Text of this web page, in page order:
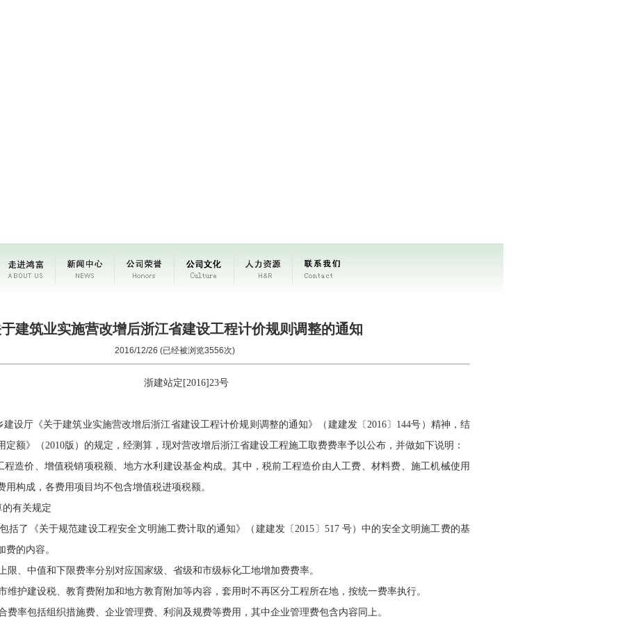
建筑业实施营改增后浙江省建设工程计价规则调整的通知
2016/12/26 (已经被浏览3556次)
浙建站定[2016]23号
设厅《关于建筑业实施营改增后浙江省建设工程计价规则调整的通知》（建建发〔2016〕144号）精神，结
定额》（2010版）的规定，经测算，现对营改增后浙江省建设工程施工取费费率予以公布，并做如下说明：
程造价、增值税销项税额、地方水利建设基金构成。其中，税前工程造价由人工费、材料费、施工机械使用
构成，各费用项目均不包含增值税进项税额。
有关规定
括了《关于规范建设工程安全文明施工费计取的通知》（建建发〔2015〕517 号）中的安全文明施工费的基
的内容。
限、中值和下限费率分别对应国家级、省级和市级标化工地增加费费率。
维护建设税、教育费附加和地方教育附加等内容，套用时不再区分工程所在地，按统一费率执行。
费率包括组织措施费、企业管理费、利润及规费等费用，其中企业管理费包含内容同上。